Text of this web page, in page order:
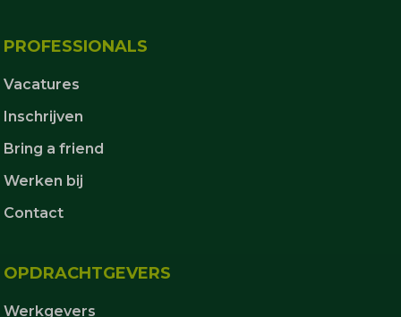
PROFESSIONALS
Vacatures
Inschrijven
Bring a friend
Werken bij
Contact
OPDRACHTGEVERS
Werkgevers